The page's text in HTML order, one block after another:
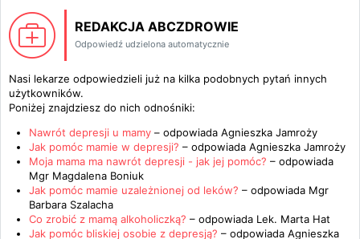
REDAKCJA ABCZDROWIE
Odpowiedź udzielona automatycznie
Nasi lekarze odpowiedzieli już na kilka podobnych pytań innych
użytkowników.
Poniżej znajdziesz do nich odnośniki:
Nawrót depresji u mamy – odpowiada Agnieszka Jamroży
Jak pomóc mamie w depresji? – odpowiada Agnieszka Jamroży
Moja mama ma nawrót depresji - jak jej pomóc? – odpowiada
Mgr Magdalena Boniuk
Jak pomóc mamie uzależnionej od leków? – odpowiada Mgr
Barbara Szalacha
Co zrobić z mamą alkoholiczką? – odpowiada Lek. Marta Hat
Jak pomóc bliskiej osobie z depresją? – odpowiada Agnieszka